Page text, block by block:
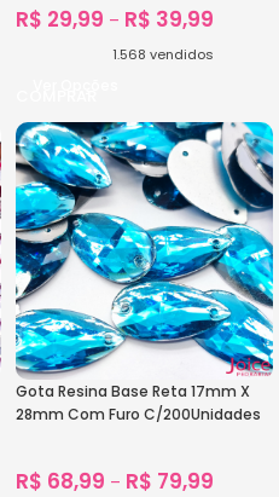
R$ 29,99 – R$ 39,99
1.568 vendidos
Gota Resina Base Reta 17mm X
28mm Com Furo C/200Unidades
R$ 68,99 – R$ 79,99